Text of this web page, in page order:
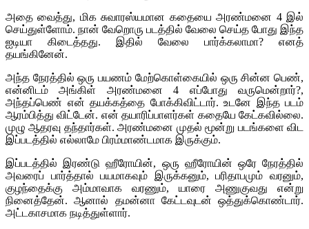
அதை வைத்து, மிக சுவாரஸ்யமான கதையை அரண்மனை 4 இல்
செய்துள்ளோம். நான் வேறொரு படத்தில் வேலை செய்த போது இந்த
ஐடியா கிடைத்தது. இதில் வேலை பார்க்கலாமா? எனத்
தயங்கினேன்.
அந்த நேரத்தில் ஒரு பயணம் மேற்கொள்கையில் ஒரு சின்ன பெண்,
என்னிடம் அங்கிள் அரண்மனை 4 எப்போது வருமென்றார்?,
அந்தப்பெண் என் தயக்கத்தை போக்கிவிட்டார். உடனே இந்த படம்
ஆரம்பித்து விட்டேன். என் தயாரிப்பாளர்கள் கதையே கேட்கவில்லை.
முழு ஆதரவு தந்தார்கள். அரண்மனை முதல் மூன்று படங்களை விட
இப்படத்தில் எல்லாமே பிரம்மாண்டமாக இருக்கும்.
இப்படத்தில் இரண்டு ஹீரோயின், ஒரு ஹீரோயின் ஒரே நேரத்தில்
அவரைப் பார்த்தால் பயமாகவும் இருக்கனும், பரிதாபமும் வரனும்,
குழந்தைக்கு அம்மாவாக வரணும், யாரை அணுகுவது என்று
நினைத்தேன். ஆனால் தமன்னா கேட்டவுடன் ஒத்துக்கொண்டார்.
அட்டகாசமாக நடித்துள்ளார்.